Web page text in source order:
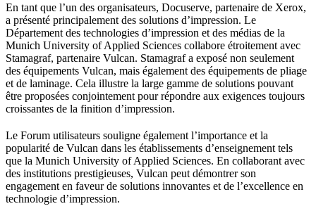
En tant que l’un des organisateurs, Docuserve, partenaire de Xerox,
a présenté principalement des solutions d’impression. Le
Département des technologies d’impression et des médias de la
Munich University of Applied Sciences collabore étroitement avec
Stamagraf, partenaire Vulcan. Stamagraf a exposé non seulement
des équipements Vulcan, mais également des équipements de pliage
et de laminage. Cela illustre la large gamme de solutions pouvant
être proposées conjointement pour répondre aux exigences toujours
croissantes de la finition d’impression.
Le Forum utilisateurs souligne également l’importance et la
popularité de Vulcan dans les établissements d’enseignement tels
que la Munich University of Applied Sciences. En collaborant avec
des institutions prestigieuses, Vulcan peut démontrer son
engagement en faveur de solutions innovantes et de l’excellence en
technologie d’impression.